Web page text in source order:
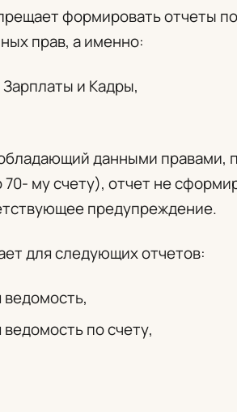
формировать отчеты
прав, а именно:
и Кадры,
данными правами,
му счету), отчет не
предупреждение.
для следующих отчетов:
по счету,